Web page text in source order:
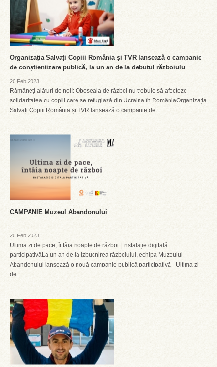
Organizația Salvați Copiii România și TVR lansează o campanie
de conștientizare publică, la un an de la debutul războiulu
20 Feb 2023
Rămâneți alături de noi!: Oboseala de război nu trebuie să afecteze
solidaritatea cu copiii care se refugiază din Ucraina în RomâniaOrganizația
Salvați Copiii România și TVR lansează o campanie de...
CAMPANIE Muzeul Abandonului
20 Feb 2023
Ultima zi de pace, întâia noapte de război | Instalație digitală
participativăLa un an de la izbucnirea războiului, echipa Muzeului
Abandonului lansează o nouă campanie publică participativă - Ultima zi
de...